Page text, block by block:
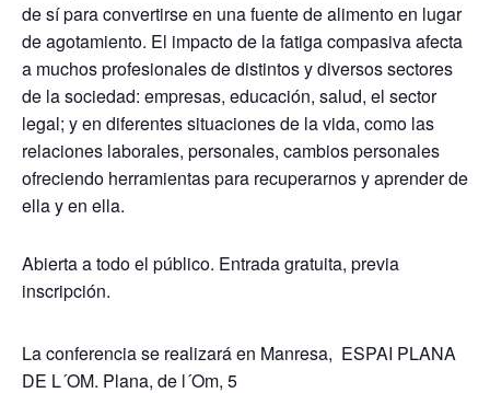
de sí para convertirse en una fuente de alimento en lugar
de agotamiento. El impacto de la fatiga compasiva afecta
a muchos profesionales de distintos y diversos sectores
de la sociedad: empresas, educación, salud, el sector
legal; y en diferentes situaciones de la vida, como las
relaciones laborales, personales, cambios personales
ofreciendo herramientas para recuperarnos y aprender de
ella y en ella.
Abierta a todo el público. Entrada gratuita, previa
inscripción.
La conferencia se realizará en Manresa, ESPAI PLANA
DE L´OM. Plana, de l´Om, 5